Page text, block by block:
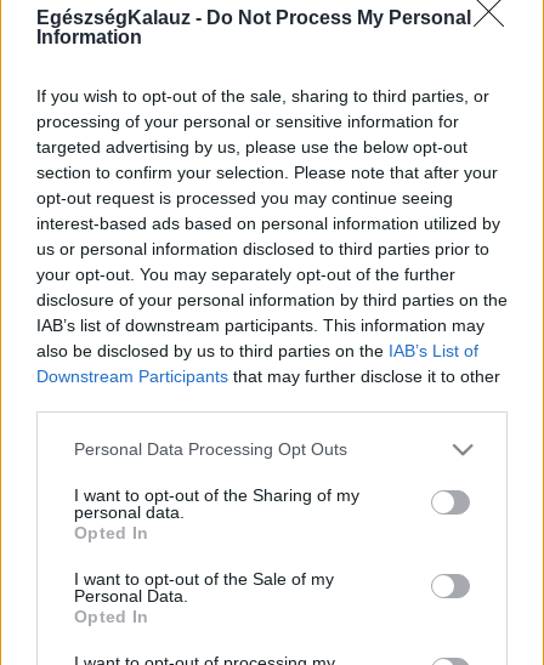
EgészségKalauz - Do Not Process My Personal
Information
If you wish to opt-out of the sale, sharing to third parties, or
processing of your personal or sensitive information for
targeted advertising by us, please use the below opt-out
section to confirm your selection. Please note that after your
opt-out request is processed you may continue seeing
interest-based ads based on personal information utilized by
us or personal information disclosed to third parties prior to
your opt-out. You may separately opt-out of the further
disclosure of your personal information by third parties on the
IAB’s list of downstream participants. This information may
also be disclosed by us to third parties on the IAB’s List of
Downstream Participants that may further disclose it to other
Please note that this website/app uses one or more Google
not limited to your visit or usage behaviour. You may click to
grant or deny consent to Google and its third-party tags to
use your data for below specified purposes in below Google
consent section.
Personal Data Processing Opt Outs
I want to opt-out of the Sharing of my
personal data.
Opted In
I want to opt-out of the Sale of my
Personal Data.
Opted In
Betegségek Gyomor- és nyombélfekély
Gyomor- és
nyombélfekély
Gyomorfekély, nyombélfekély:
tünetei, vizsgálata és kezelési
lehetőségei
nyombélben (a vékonybél első traktusa) kialakuló
seb. Bár a gyomor- és nyombélfekély alapvetően
hasonlók, mégis vannak különbségek. A
gyomorfekély, és mindkettő a férfiaknál a
leggyakoribb. Általában egy fekély figyelhető